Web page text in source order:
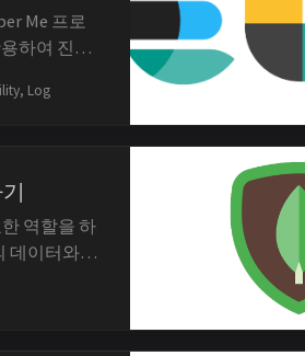
Me 프로
하여 진행
, 이 과정
Log
역할을 하
데이터와
는